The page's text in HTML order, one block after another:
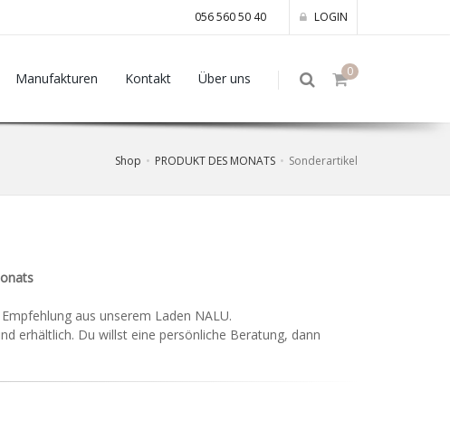
056 560 50 40 LOGIN
0
Manufakturen Kontakt Über uns
Shop PRODUKT DES MONATS Sonderartikel
aus unserem Laden NALU.
erhältlich. Du willst eine persönliche Beratung, dann